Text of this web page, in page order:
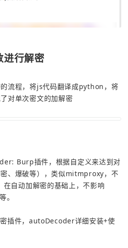
进行解密
流程，将js代码翻译成python，将
对单次密文的加解密
Burp插件，根据自定义来达到对
、爆破等），类似mitmproxy，不
自动加解密的基础上，不影响
。
插件，autoDecoder详细安装+使